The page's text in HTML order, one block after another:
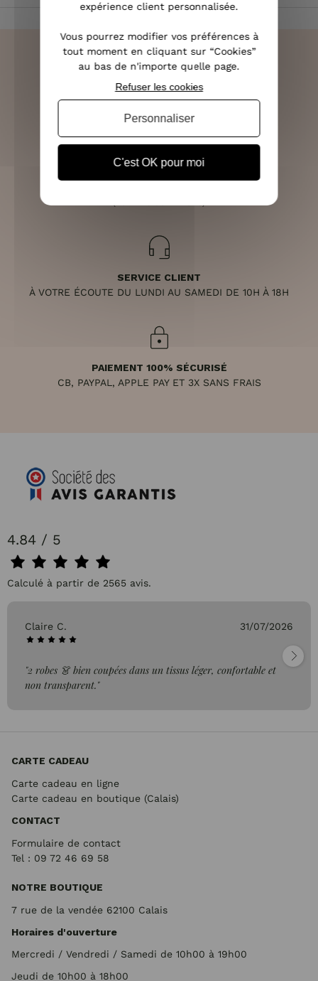
OFFERTE DÈS 70€
SERVICE CLIENT
À VOTRE ÉCOUTE DU LUNDI AU SAMEDI DE 10H À 18H
PAIEMENT 100% SÉCURISÉ
CB, PAYPAL, APPLE PAY ET 3X SANS FRAIS
4.84 / 5
Calculé à partir de 2565 avis.
Claire C. 31/07/2026
"2 robes 👗 bien coupées dans un tissus léger, confortable et
non transparent."
CARTE CADEAU
Carte cadeau en ligne
Carte cadeau en boutique (Calais)
CONTACT
Formulaire de contact
Tel : 09 72 46 69 58
NOTRE BOUTIQUE
7 rue de la vendée 62100 Calais
Horaires d'ouverture
Mercredi / Vendredi / Samedi de 10h00 à 19h00
Jeudi de 10h00 à 18h00
expérience client personnalisée.
Vous pourrez modifier vos préférences à
tout moment en cliquant sur “Cookies”
au bas de n'importe quelle page.
C'est OK pour moi
Refuser les cookies
Personnaliser